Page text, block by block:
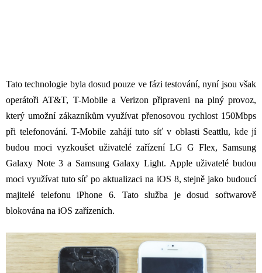
Tato technologie byla dosud pouze ve fázi testování, nyní jsou však
operátoři AT&T, T-Mobile a Verizon připraveni na plný provoz,
který umožní zákazníkům využívat přenosovou rychlost 150Mbps
při telefonování. T-Mobile zahájí tuto síť v oblasti Seattlu, kde jí
budou moci vyzkoušet uživatelé zařízení LG G Flex, Samsung
Galaxy Note 3 a Samsung Galaxy Light. Apple uživatelé budou
moci využívat tuto síť po aktualizaci na iOS 8, stejně jako budoucí
majitelé telefonu iPhone 6. Tato služba je dosud softwarově
blokována na iOS zařízeních.